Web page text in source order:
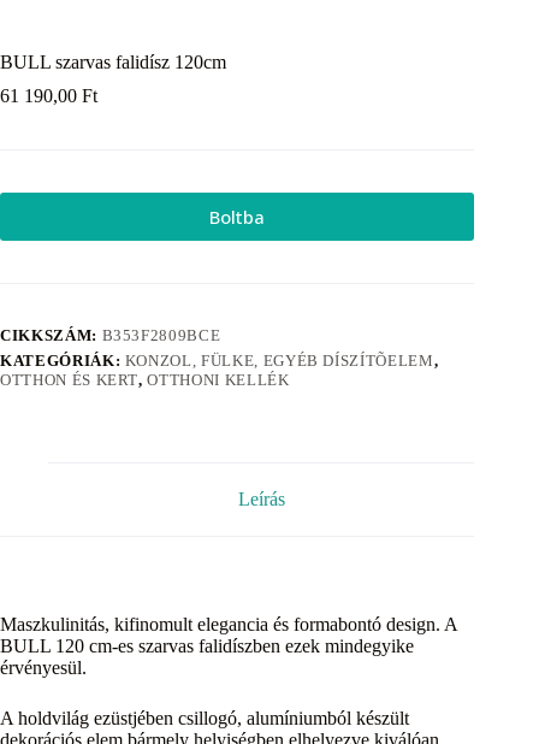
BULL szarvas falidísz 120cm
61 190,00 Ft
Boltba
CIKKSZÁM: B353F2809BCE
KATEGÓRIÁK: KONZOL, FÜLKE, EGYÉB DÍSZÍTÕELEM,
OTTHON ÉS KERT,OTTHONI KELLÉK
Leírás
Maszkulinitás, kifinomult elegancia és formabontó design. A
BULL 120 cm-es szarvas falidíszben ezek mindegyike
érvényesül.
A holdvilág ezüstjében csillogó, alumíniumból készült
dekorációs elem bármely helyiségben elhelyezve kiválóan